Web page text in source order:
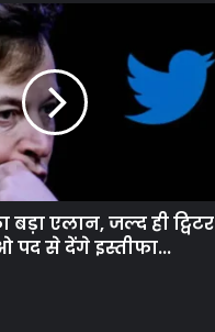
बड़ा एलान, जल्द ही ट्विटर
पद से देंगे इस्तीफा...